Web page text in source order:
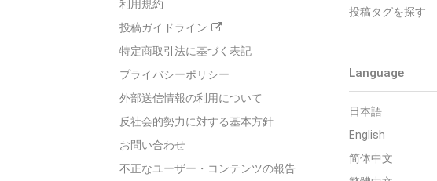
利用規約
投稿ガイドライン
特定商取引法に基づく表記
プライバシーポリシー
外部送信情報の利用について
反社会的勢力に対する基本方針
お問い合わせ
不正なユーザー・コンテンツの報告
投稿タグを探す
Language
日本語
English
简体中文